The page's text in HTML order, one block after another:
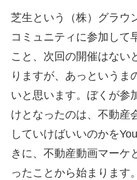
芝生という（株）グラウ
コミュニティに参加して
こと、次回の開催はない
りますが、あっというま
いと思います。ぼくが参
けとなったのは、不動産
していけばいいのかを
きに、不動産動画マーケ
ったことから始まります